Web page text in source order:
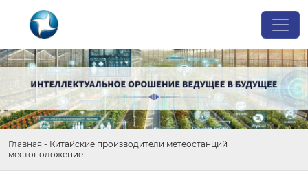
Главная - Китайские производители метеостанций
местоположение